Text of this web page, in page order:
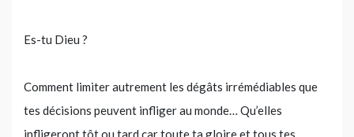
Es-tu Dieu ?
Comment limiter autrement les dégâts irrémédiables que
tes décisions peuvent infliger au monde… Qu’elles
infligeront tôt ou tard car toute ta gloire et tous tes